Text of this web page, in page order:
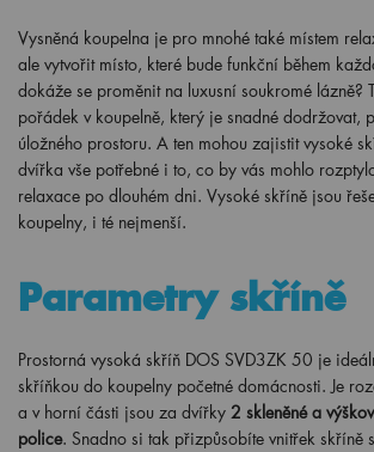
Vysněná koupelna je pro mnohé také místem
ale vytvořit místo, které bude funkční během
dokáže se proměnit na luxusní soukromé lázně?
pořádek v koupelně, který je snadné dodržovat,
úložného prostoru. A ten mohou zajistit vysoké
dvířka vše potřebné i to, co by vás mohlo
relaxace po dlouhém dni. Vysoké skříně jsou
koupelny, i té nejmenší.
Parametry skříně
Prostorná vysoká skříň DOS SVD3ZK 50 je
skříňkou do koupelny početné domácnosti. Je
a v horní části jsou za dvířky 2 skleněné a
police. Snadno si tak přizpůsobíte vnitřek skříně